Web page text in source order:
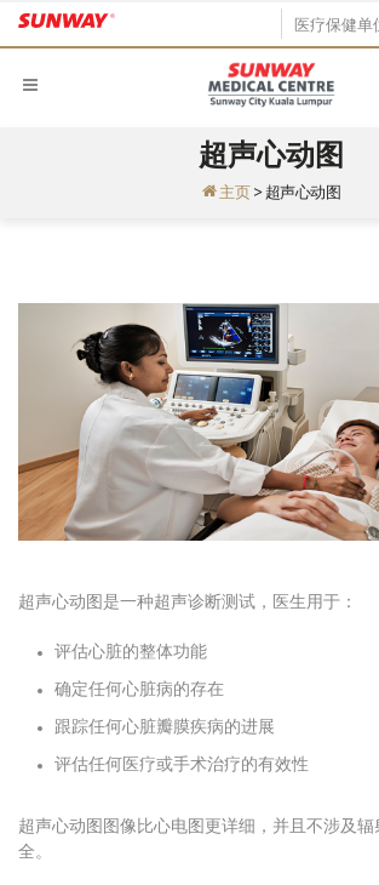
医疗保健单
超声心动图
主页 > 超声心动图
超声心动图是一种超声诊断测试，医生用于：
评估心脏的整体功能
确定任何心脏病的存在
跟踪任何心脏瓣膜疾病的进展
评估任何医疗或手术治疗的有效性
超声心动图图像比心电图更详细，并且不涉及
全。